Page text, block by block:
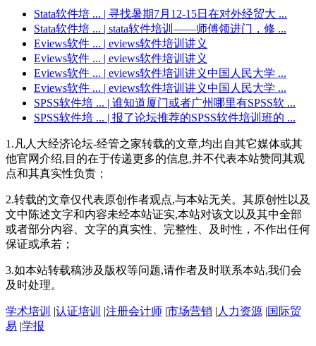
Stata软件培 ... | 寻找暑期7月12-15日在对外经贸大 ...
Stata软件培 ... | stata软件培训——师傅领进门，修 ...
Eviews软件 ... | eviews软件培训讲义
Eviews软件 ... | eviews软件培训讲义
Eviews软件 ... | eviews软件培训讲义中国人民大学 ...
Eviews软件 ... | eviews软件培训讲义中国人民大学 ...
SPSS软件培 ... | 谁知道厦门或者广州哪里有SPSS软 ...
SPSS软件培 ... | 报了论坛推荐的SPSS软件培训班的 ...
1.凡人大经济论坛-经管之家转载的文章,均出自其它媒体或其
他官网介绍,目的在于传递更多的信息,并不代表本站赞同其观
点和其真实性负责；
2.转载的文章仅代表原创作者观点,与本站无关。其原创性以及
文中陈述文字和内容未经本站证实,本站对该文以及其中全部
或者部分内容、文字的真实性、完整性、及时性，不作出任何
保证或承若；
3.如本站转载稿涉及版权等问题,请作者及时联系本站,我们会
及时处理。
学术培训 |认证培训 |注册会计师 |市场营销 | 人力资源 |国际贸
易 |学报